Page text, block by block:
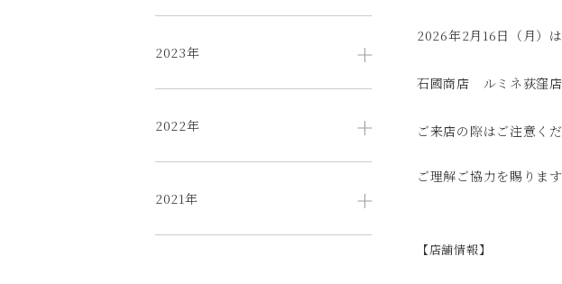
2026年2月16日（月）
石國商店 ルミネ荻窪店
ご来店の際はご注意くだ
ご理解ご協力を賜りま
【店舗情報】
2023年
2022年
2021年